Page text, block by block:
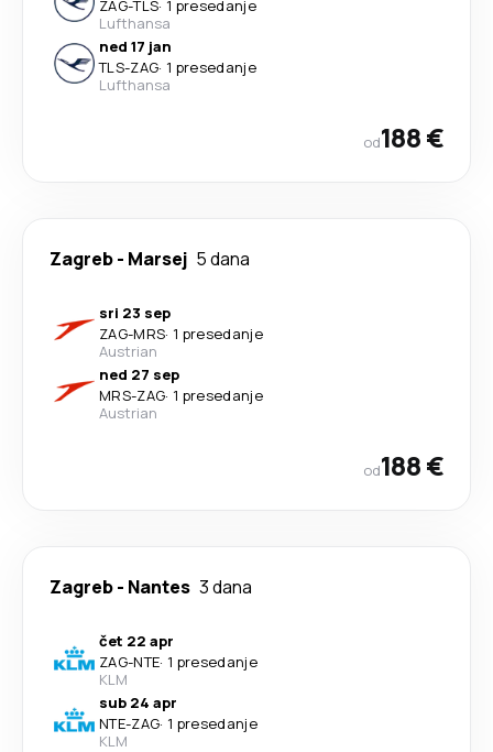
ZAG-TLS· 1 presedanje
Lufthansa
ned 17 jan
TLS-ZAG· 1 presedanje
Lufthansa
od188 €
Zagreb- Marsej 5 dana
sri 23 sep
ZAG-MRS· 1 presedanje
Austrian
ned 27 sep
MRS-ZAG· 1 presedanje
Austrian
od188 €
Zagreb- Nantes 3 dana
čet 22 apr
ZAG-NTE· 1 presedanje
KLM
sub 24 apr
NTE-ZAG· 1 presedanje
KLM